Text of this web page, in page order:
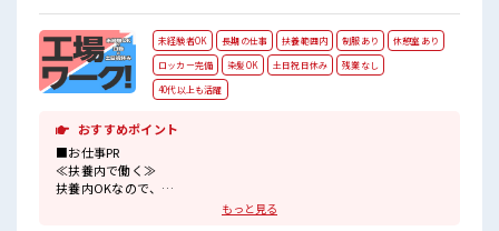
未経験者OK 長期の仕事 扶養範囲内 制服あり
休憩室あり
ロッカー完備
染髪OK 土日祝日休み
残業なし
40代以上も活躍
おすすめポイント
■お仕事PR
≪扶養内で働く≫
扶養内OKなので、
主婦&主夫さんも気軽にご応募くださいね♪
もっと見る